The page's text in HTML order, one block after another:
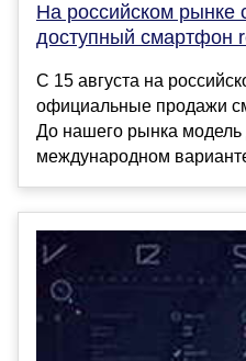
На российском рынке
доступный смартфон
С 15 августа на
официальные продажи
До нашего рынка модель
международном